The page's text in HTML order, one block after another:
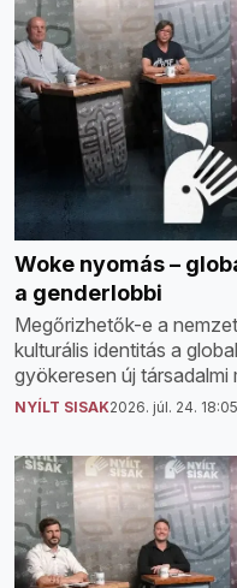
Woke nyomás –
a genderlobbi
Megőrizhetők-e a
kulturális identitás a
gyökeresen új társadalmi
NYÍLT SISAK2026. júl. 24. 18:05